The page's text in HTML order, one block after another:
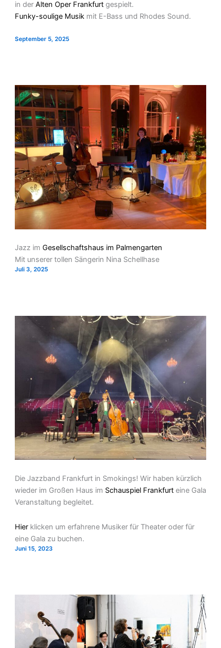
in der Alten Oper Frankfurtgespielt.
Funky-soulige Musikmit E-Bass und Rhodes Sound.
September 5, 2025
Jazz im Gesellschaftshaus im Palmengarten
Mit unserer tollen Sängerin Nina Schellhase
Juli 3, 2025
Die Jazzband Frankfurt in Smokings! Wir haben kürzlich
wieder im Großen Haus im Schauspiel Frankfurteine Gala
Veranstaltung begleitet.
Hierklicken um erfahrene Musiker für Theater oder für
eine Gala zu buchen.
Juni 15, 2023